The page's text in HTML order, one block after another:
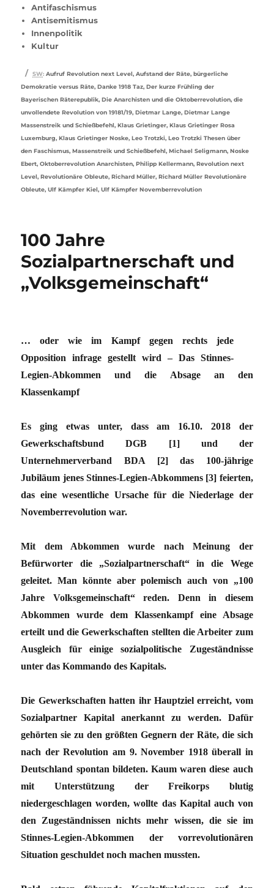
amAntifaschismus
Antisemitismus
Innenpolitik
Kultur
Schlagwörter
SW: Aufruf Revolution next Level,Aufstand der Räte,bürgerliche
Demokratie versus Räte,Danke 1918 Taz,Der kurze Frühling der
Bayerischen Räterepublik,Die Anarchisten und die Oktoberrevolution,die
unvollendete Revolution von 19181/19,Dietmar Lange,Dietmar Lange
Massenstreik und Schießbefehl,Klaus Grietinger,Klaus Grietinger Rosa
Luxemburg,Klaus Grietinger Noske,Leo Trotzki,Leo Trotzki Thesen über
den Faschismus,Massenstreik und Schießbefehl,Michael Seligmann,Noske
Ebert,Oktoberrevolution Anarchisten,Philipp Kellermann,Revolution next
Level,Revolutionäre Obleute,Richard Müller,Richard Müller Revolutionäre
Obleute,Ulf Kämpfer Kiel,Ulf Kämpfer Novemberrevolution
100 Jahre
Sozialpartnerschaft und
„Volksgemeinschaft“
… oder wie im Kampf gegen rechts jede
Opposition infrage gestellt wird – Das Stinnes-
Legien-Abkommen und die Absage an den
Klassenkampf
Es ging etwas unter, dass am 16.10. 2018 der
Gewerkschaftsbund DGB [1] und der
Unternehmerverband BDA [2] das 100-jährige
Jubiläum jenes Stinnes-Legien-Abkommens [3] feierten,
das eine wesentliche Ursache für die Niederlage der
Novemberrevolution war.
Mit dem Abkommen wurde nach Meinung der
Befürworter die „Sozialpartnerschaft“ in die Wege
geleitet. Man könnte aber polemisch auch von „100
Jahre Volksgemeinschaft“ reden. Denn in diesem
Abkommen wurde dem Klassenkampf eine Absage
erteilt und die Gewerkschaften stellten die Arbeiter zum
Ausgleich für einige sozialpolitische Zugeständnisse
unter das Kommando des Kapitals.
Die Gewerkschaften hatten ihr Hauptziel erreicht, vom
Sozialpartner Kapital anerkannt zu werden. Dafür
gehörten sie zu den größten Gegnern der Räte, die sich
nach der Revolution am 9. November 1918 überall in
Deutschland spontan bildeten. Kaum waren diese auch
mit Unterstützung der Freikorps blutig
niedergeschlagen worden, wollte das Kapital auch von
den Zugeständnissen nichts mehr wissen, die sie im
Stinnes-Legien-Abkommen der vorrevolutionären
Situation geschuldet noch machen mussten.